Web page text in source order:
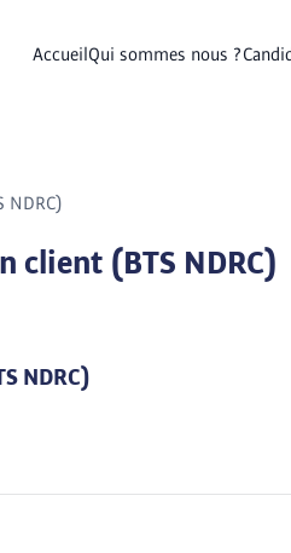
Accueil Qui sommes nous ?
NDRC)
client (BTS NDRC)
NDRC)